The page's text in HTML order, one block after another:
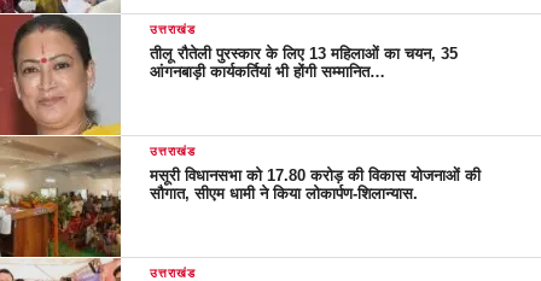
उत्तराखंड
तीलू रौतेली पुरस्कार के लिए 13 महिलाओं का चयन, 35
आंगनबाड़ी कार्यकर्तियां भी होंगी सम्मानित…
उत्तराखंड
मसूरी विधानसभा को 17.80 करोड़ की विकास योजनाओं की
सौगात, सीएम धामी ने किया लोकार्पण-शिलान्यास.
उत्तराखंड